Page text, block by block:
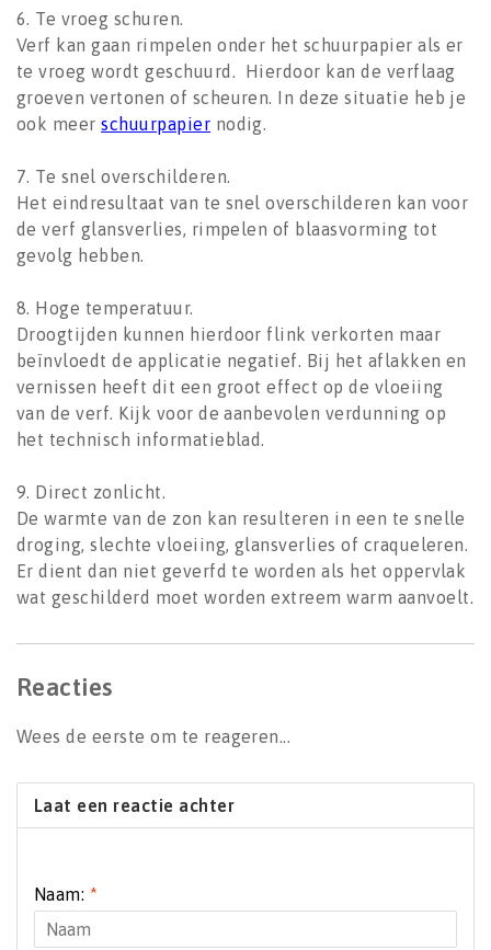
6. Te vroeg schuren.
Verf kan gaan rimpelen onder het schuurpapier als er
te vroeg wordt geschuurd. Hierdoor kan de verflaag
groeven vertonen of scheuren. In deze situatie heb je
ook meerschuurpapier nodig.
7. Te snel overschilderen.
Het eindresultaat van te snel overschilderen kan voor
de verf glansverlies, rimpelen of blaasvorming tot
gevolg hebben.
8. Hoge temperatuur.
Droogtijden kunnen hierdoor flink verkorten maar
beïnvloedt de applicatie negatief. Bij het aflakken en
vernissen heeft dit een groot effect op de vloeiing
van de verf. Kijk voor de aanbevolen verdunning op
het technisch informatieblad.
9. Direct zonlicht.
De warmte van de zon kan resulteren in een te snelle
droging, slechte vloeiing, glansverlies of craqueleren.
Er dient dan niet geverfd te worden als het oppervlak
wat geschilderd moet worden extreem warm aanvoelt.
Reacties
Wees de eerste om te reageren...
Laat een reactie achter
Naam: *